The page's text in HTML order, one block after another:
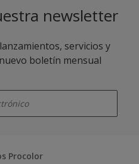
newsletter
servicios y
boletín mensual
Procolor